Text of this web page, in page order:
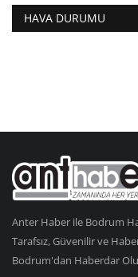
HAVA DURUMU
Anter Haber ile Bodrum
Tarafsız, Güvenilir ve
Bodrum'dan Haberdar